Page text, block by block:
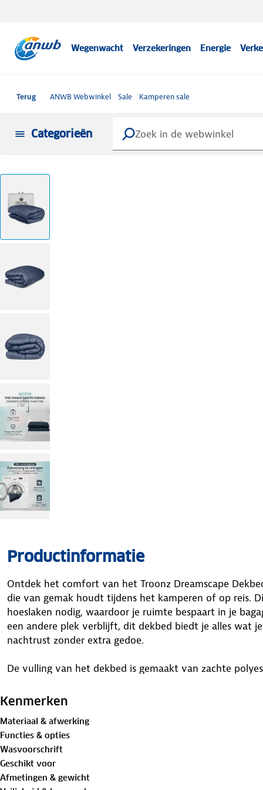
Wegenwacht Verzekeringen Energie
Terug ANWB Webwinkel Sale Kamperen sale
Categorieën
Productinformatie
Ontdek het comfort van het Troonz Dreamscape
die van gemak houdt tijdens het kamperen of op reis.
hoeslaken nodig, waardoor je ruimte bespaart in je
een andere plek verblijft, dit dekbed biedt je alles wat
nachtrust zonder extra gedoe.
De vulling van het dekbed is gemaakt van zachte
een lange dag kun je het eenvoudig wassen op 60
Met de Troonz Dreamscape Dekbed hoef je je geen
of gedoe met het inpakken van veel beddengoed. Het is
op reis of tijdens het kamperen makkelijk en
aangenamer met dit praktische en comfortabele dekbed.
Kenmerken
Materiaal & afwerking
Functies & opties
Wasvoorschrift
Geschikt voor
Afmetingen & gewicht